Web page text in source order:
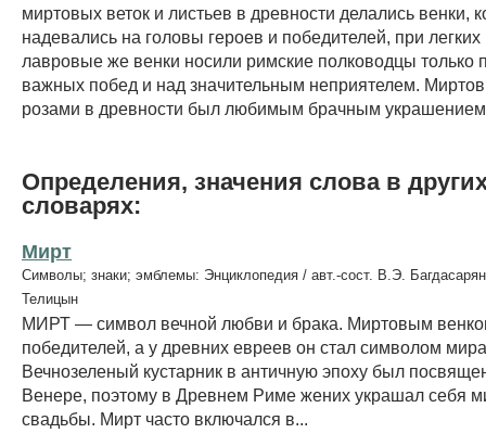
миртовых веток и листьев в древности делались венки,
надевались на головы героев и победителей, при
лавровые же венки носили римские полководцы только
важных побед и над значительным неприятелем.
розами в древности был любимым брачным украшением
Определения, значения слова в
словарях:
Мирт
Символы; знаки; эмблемы: Энциклопедия / авт.-сост. В.Э.
Телицын
МИРТ — символ вечной любви и брака. Миртовым
победителей, а у древних евреев он стал символом
Вечнозеленый кустарник в античную эпоху был
Венере, поэтому в Древнем Риме жених украшал себя
свадьбы. Мирт часто включался в...